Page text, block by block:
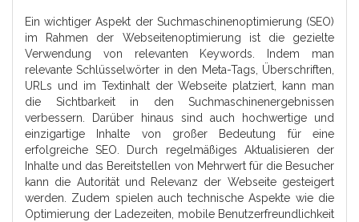
Ein wichtiger Aspekt der Suchmaschinenoptimierung (SEO)
im Rahmen der Webseitenoptimierung ist die gezielte
Verwendung von relevanten Keywords. Indem man
relevante Schlüsselwörter in den Meta-Tags, Überschriften,
URLs und im Textinhalt der Webseite platziert, kann man
die Sichtbarkeit in den Suchmaschinenergebnissen
verbessern. Darüber hinaus sind auch hochwertige und
einzigartige Inhalte von großer Bedeutung für eine
erfolgreiche SEO. Durch regelmäßiges Aktualisieren der
Inhalte und das Bereitstellen von Mehrwert für die Besucher
kann die Autorität und Relevanz der Webseite gesteigert
werden. Zudem spielen auch technische Aspekte wie die
Optimierung der Ladezeiten, mobile Benutzerfreundlichkeit